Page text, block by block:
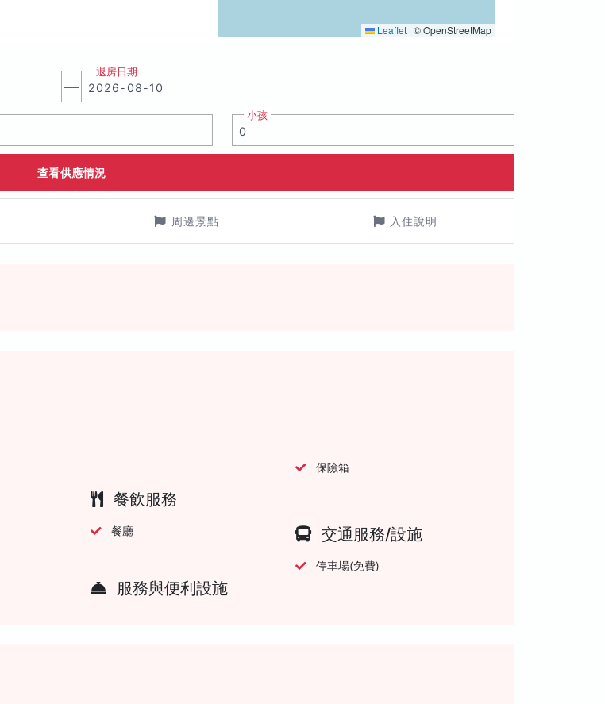
Leaflet | © OpenStreetMap
退房日期
小孩
查看供應情況
周邊景點 入住說明
餐飲服務
餐廳
服務與便利設施
保險箱
交通服務/設施
停車場(免費)